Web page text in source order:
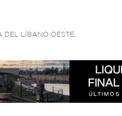
DEL LÍBANO OESTE,